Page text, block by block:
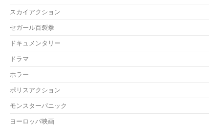
スカイアクション
セガール百裂拳
ドキュメンタリー
ドラマ
ホラー
ポリスアクション
モンスターパニック
ヨーロッパ映画